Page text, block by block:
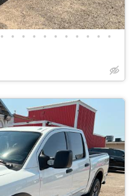
• • • • • • • • • • •